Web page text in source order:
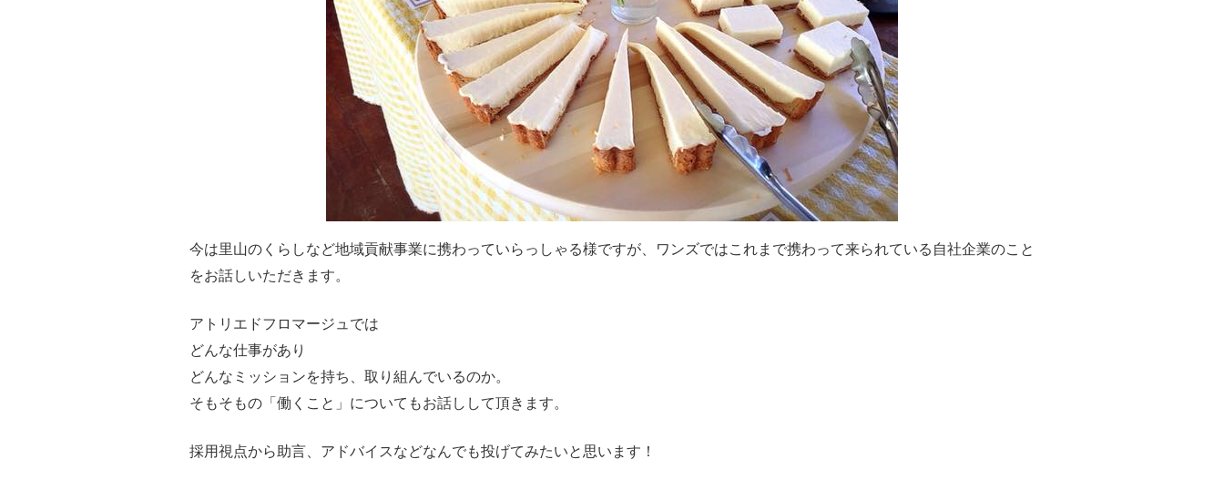
今は里山のくらしなど地域貢献事業に携わっていらっしゃる様ですが、ワンズではこれまで携わって来られている自社企業のこと
をお話しいただきます。
アトリエドフロマージュでは
どんな仕事があり
どんなミッションを持ち、取り組んでいるのか。
そもそもの「働くこと」についてもお話しして頂きます。
採用視点から助言、アドバイスなどなんでも投げてみたいと思います！